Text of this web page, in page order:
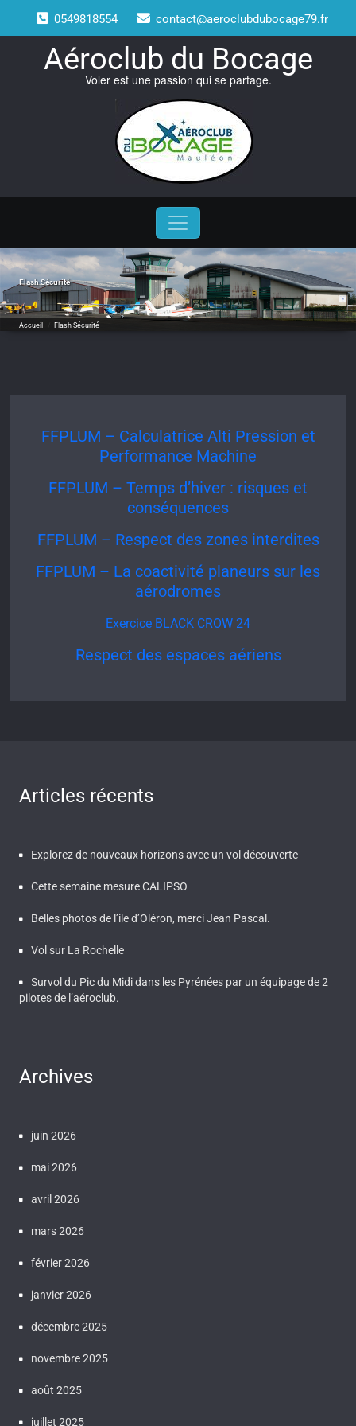
content
0549818554 contact@aeroclubdubocage79.fr
Aéroclub du Bocage
Voler est une passion qui se partage.
Flash Sécurité
Accueil Flash Sécurité
FFPLUM – Calculatrice Alti Pression et
Performance Machine
FFPLUM – Temps d’hiver : risques et
conséquences
FFPLUM – Respect des zones interdites
FFPLUM – La coactivité planeurs sur les
aérodromes
Exercice BLACK CROW 24
Respect des espaces aériens
Articles récents
Explorez de nouveaux horizons avec un vol découverte
Cette semaine mesure CALIPSO
Belles photos de l’ile d’Oléron, merci Jean Pascal.
Vol sur La Rochelle
Survol du Pic du Midi dans les Pyrénées par un équipage de 2
pilotes de l’aéroclub.
Archives
juin 2026
mai 2026
avril 2026
mars 2026
février 2026
janvier 2026
décembre 2025
novembre 2025
août 2025
juillet 2025